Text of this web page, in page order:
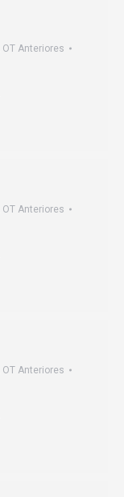
OT Anteriores
OT Anteriores
OT Anteriores